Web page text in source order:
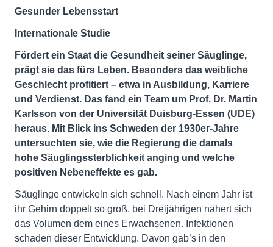
Gesunder Lebensstart
Internationale Studie
Fördert ein Staat die Gesundheit seiner Säuglinge,
prägt sie das fürs Leben. Besonders das weibliche
Geschlecht profitiert – etwa in Ausbildung, Karriere
und Verdienst. Das fand ein Team um Prof. Dr. Martin
Karlsson von der Universität Duisburg-Essen (UDE)
heraus. Mit Blick ins Schweden der 1930er-Jahre
untersuchten sie, wie die Regierung die damals
hohe Säuglingssterblichkeit anging und welche
positiven Nebeneffekte es gab.
Säuglinge entwickeln sich schnell. Nach einem Jahr ist
ihr Gehirn doppelt so groß, bei Dreijährigen nähert sich
das Volumen dem eines Erwachsenen. Infektionen
schaden dieser Entwicklung. Davon gab’s in den